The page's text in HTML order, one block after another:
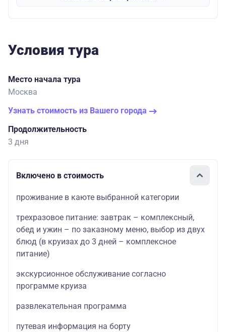
Условия тура
Место начала тура
Москва
Узнать стоимость из Вашего города
Продолжительность
3 дня
Включено в стоимость
проживание в каюте выбранной категории
трехразовое питание: завтрак – комплексный,
обед и ужин – по заказному меню, выбор из двух
блюд (в круизах до 3 дней – комплексное
питание)
экскурсионное обслуживание согласно
программе круиза
развлекательная программа
путевая информация на борту